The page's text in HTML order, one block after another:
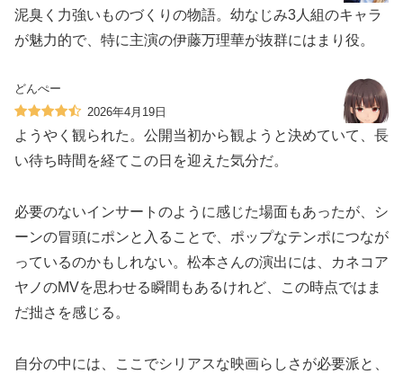
泥臭く力強いものづくりの物語。幼なじみ3人組のキャラ
が魅力的で、特に主演の伊藤万理華が抜群にはまり役。
どんぺー
2026年4月19日
ようやく観られた。公開当初から観ようと決めていて、長
い待ち時間を経てこの日を迎えた気分だ。
必要のないインサートのように感じた場面もあったが、シ
ーンの冒頭にポンと入ることで、ポップなテンポにつなが
っているのかもしれない。松本さんの演出には、カネコア
ヤノのMVを思わせる瞬間もあるけれど、この時点ではま
だ拙さを感じる。
自分の中には、ここでシリアスな映画らしさが必要派と、